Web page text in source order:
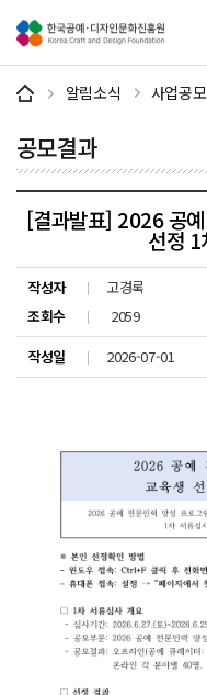
알림소식 사업공모
공모결과
[결과발표] 2026 공
선정 1
작성자
고경록
조회수
2059
작성일
2026-07-01